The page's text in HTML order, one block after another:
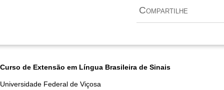
Compartilhe
Curso de Extensão em Língua Brasileira de Sinais
Universidade Federal de Viçosa